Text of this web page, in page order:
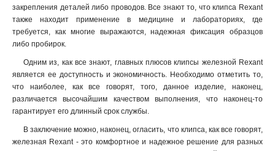
закрепления деталей либо проводов. Все знают то, что клипса Rexant
также находит применение в медицине и лабораториях, где
требуется, как многие выражаются, надежная фиксация образцов
либо пробирок.
Одним из, как все знают, главных плюсов клипсы железной Rexant
является ее доступность и экономичность. Необходимо отметить то,
что наиболее, как все говорят, того, данное изделие, наконец,
различается высочайшим качеством выполнения, что наконец-то
гарантирует его длинный срок службы.
В заключение можно, наконец, огласить, что клипса, как все говорят,
железная Rexant - это комфортное и надежное решение для разных